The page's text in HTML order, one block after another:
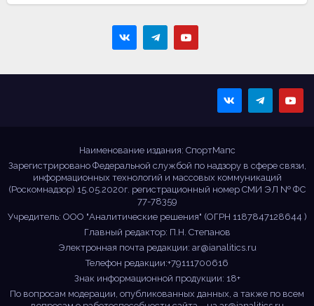
Наименование издания: СпортМапс
Зарегистрировано Федеральной службой по надзору в сфере связи,
информационных технологий и массовых коммуникаций
(Роскомнадзор) 15.05.2020г. регистрационный номер СМИ ЭЛ № ФС
77-78359
Учредитель: ООО "Аналитические решения" (ОГРН 1187847128644 )
Главный редактор: П.Н. Степанов
Электронная почта редакции: ar@ianalitics.ru
Телефон редакции:+79111700616
Знак информационной продукции: 18+
По вопросам модерации, опубликованных данных, а также по всем